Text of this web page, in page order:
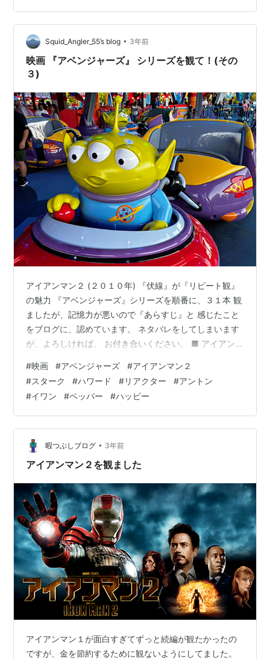
ンである確率がかなり高いのでは？
Squid_Angler_55’s blog • 3年前
映画 『アベンジャーズ』 シリーズを観て！(その
３)
アイアンマン２ (２０１０年) 『伏線』が『リピート観』
の魅力 『アベンジャーズ』シリーズを順番に、３１本 観
ましたが、記憶力が悪いので『あらすじ』と 感じたこと
をブログに、認めています。 ネタバレをしてしまいます
が、よろしければ、 お付き合いください。 ■ アイアンマ
タークは 軍事会議にて、スーツの引渡しを命じられるが
『世界を守る存在』と主張して、拒否した。 そんな中、
亡き父『ハワード』と、リアクター 開発をしていた科学
者『アントン』が死んだ。 彼は金儲けに目がくらみ、ハ
ワードに退けられ 息子の『イワン』は恨んで、父の設計
図を元に リ…
#映画 #アベンジャーズ #アイアンマン２
#スターク #ハワード #リアクター #アントン
#イワン #ペッパー #ハッピー
暇つぶしブログ • 3年前
アイアンマン２を観ました
アイアンマン１が面白すぎてずっと続編が観たかったの
ですが、金を節約するために観ないようにしてました。